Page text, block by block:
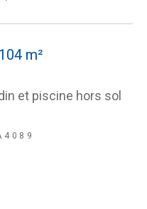
m²
et piscine hors sol